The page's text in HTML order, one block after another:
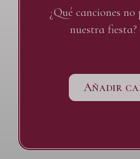
¿Qué canciones
nuestra
Añadir